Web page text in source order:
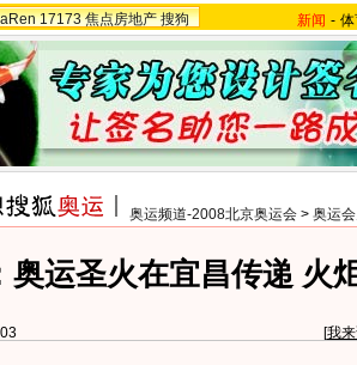
17173 焦点房地产 搜狗 新闻 -
奥运频道-2008北京奥运会 > 奥运
奥运圣火在宜昌传递 火
[我